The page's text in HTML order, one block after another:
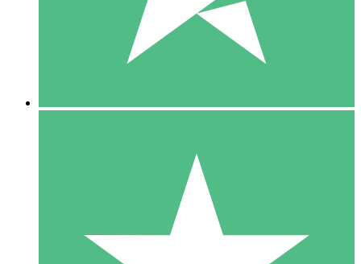
1000
10 Downloads
20 00